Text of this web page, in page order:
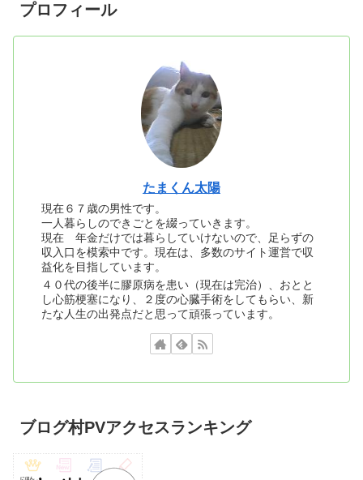
プロフィール
たまくん太陽
現在６７歳の男性です。
一人暮らしのできごとを綴っていきます。
現在 年金だけでは暮らしていけないので、足らずの
収入口を模索中です。現在は、多数のサイト運営で収
益化を目指しています。
４０代の後半に膠原病を患い（現在は完治）、おとと
し心筋梗塞になり、２度の心臓手術をしてもらい、新
たな人生の出発点だと思って頑張っています。
ブログ村PVアクセスランキング